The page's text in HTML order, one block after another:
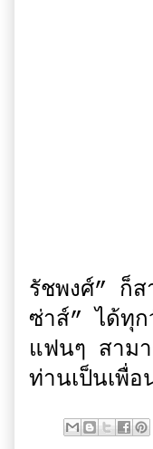
เรียกได้
รัชพงศ์” ก็ส
ซ่าส์” ได้ทุ
แฟนๆ สาม
ท่านเป็นเพื่